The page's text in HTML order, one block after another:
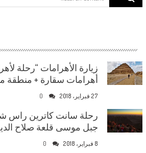
زيارة الأهرامات “رحلة
أهرامات سقارة + منطقة
27 فبراير، 2018 0
رحلة سانت كاترين راس
جبل موسى قلعة صلاح
8 فبراير، 2018 0